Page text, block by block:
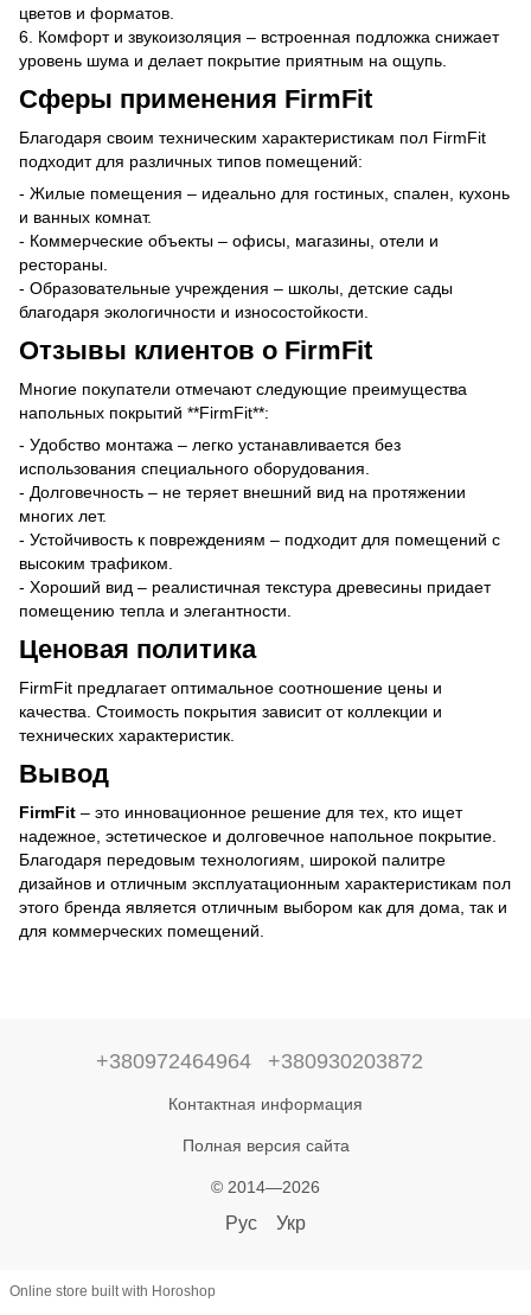
цветов и форматов.
6. Комфорт и звукоизоляция – встроенная подложка снижает
уровень шума и делает покрытие приятным на ощупь.
Сферы применения FirmFit
Благодаря своим техническим характеристикам пол FirmFit
подходит для различных типов помещений:
- Жилые помещения – идеально для гостиных, спален, кухонь
и ванных комнат.
- Коммерческие объекты – офисы, магазины, отели и
рестораны.
- Образовательные учреждения – школы, детские сады
благодаря экологичности и износостойкости.
Отзывы клиентов о FirmFit
Многие покупатели отмечают следующие преимущества
напольных покрытий **FirmFit**:
- Удобство монтажа – легко устанавливается без
использования специального оборудования.
- Долговечность – не теряет внешний вид на протяжении
многих лет.
- Устойчивость к повреждениям – подходит для помещений с
высоким трафиком.
- Хороший вид – реалистичная текстура древесины придает
помещению тепла и элегантности.
Ценовая политика
FirmFit предлагает оптимальное соотношение цены и
качества. Стоимость покрытия зависит от коллекции и
технических характеристик.
Вывод
FirmFit – это инновационное решение для тех, кто ищет
надежное, эстетическое и долговечное напольное покрытие.
Благодаря передовым технологиям, широкой палитре
дизайнов и отличным эксплуатационным характеристикам пол
этого бренда является отличным выбором как для дома, так и
для коммерческих помещений.
+380972464964 +380930203872
Контактная информация
Полная версия сайта
© 2014—2026
Рус Укр
Online store built with Horoshop